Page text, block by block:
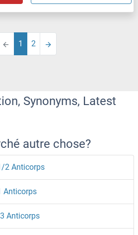
1 2
Synonyms, Latest
autre chose?
2 Anticorps
Anticorps
Anticorps